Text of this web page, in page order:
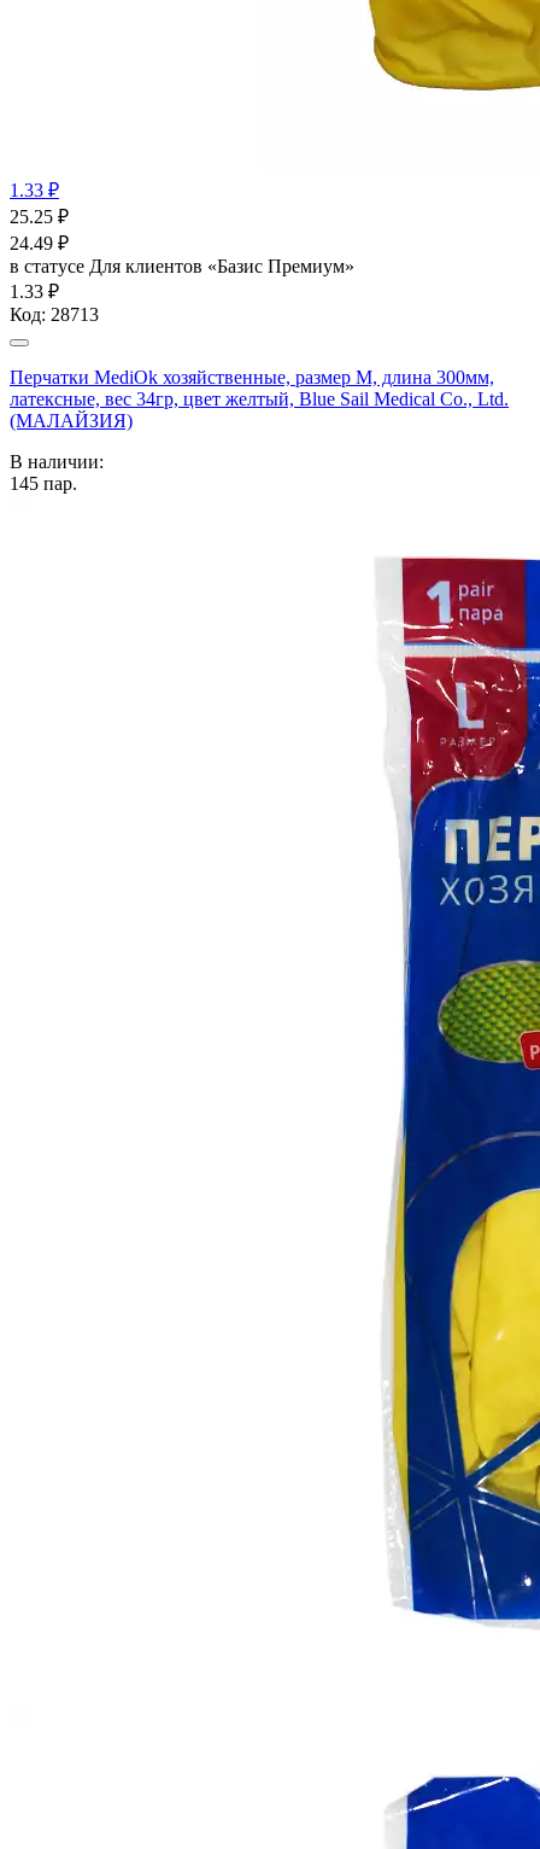
1.33 ₽
25.25 ₽
24.49 ₽
в статусе Для клиентов «Базис Премиум»
1.33 ₽
Код: 28713
Перчатки MediOk хозяйственные, размер M, длина 300мм,
латексные, вес 34гр, цвет желтый, Blue Sail Medical Co., Ltd.
(МАЛАЙЗИЯ)
В наличии:
145 пар.